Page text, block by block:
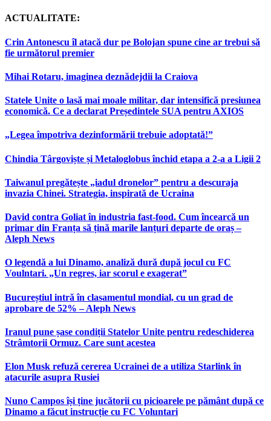
ACTUALITATE:
Crin Antonescu îl atacă dur pe Bolojan spune cine ar trebui să
fie următorul premier
Mihai Rotaru, imaginea deznădejdii la Craiova
Statele Unite o lasă mai moale militar, dar intensifică presiunea
economică. Ce a declarat Președintele SUA pentru AXIOS
„Legea împotriva dezinformării trebuie adoptată!”
Chindia Târgoviște și Metaloglobus închid etapa a 2-a a Ligii 2
Taiwanul pregătește „iadul dronelor” pentru a descuraja
invazia Chinei. Strategia, inspirată de Ucraina
David contra Goliat în industria fast-food. Cum încearcă un
primar din Franța să țină marile lanțuri departe de oraș –
Aleph News
O legendă a lui Dinamo, analiză dură după jocul cu FC
Voulntari. „Un regres, iar scorul e exagerat”
Bucureștiul intră în clasamentul mondial, cu un grad de
aprobare de 52% – Aleph News
Iranul pune șase condiții Statelor Unite pentru redeschiderea
Strâmtorii Ormuz. Care sunt acestea
Elon Musk refuză cererea Ucrainei de a utiliza Starlink în
atacurile asupra Rusiei
Nuno Campos își ține jucătorii cu picioarele pe pământ după ce
Dinamo a făcut instrucție cu FC Voluntari